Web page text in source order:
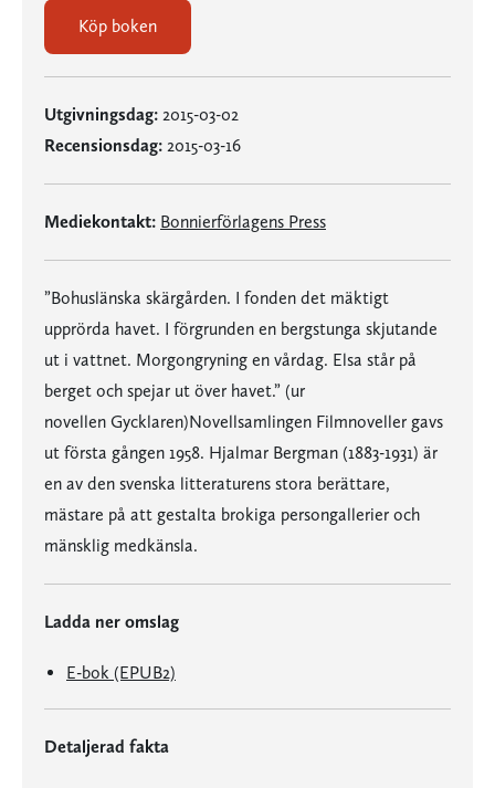
Köp boken
Utgivningsdag: 2015-03-02
Recensionsdag: 2015-03-16
Mediekontakt: Bonnierförlagens Press
”Bohuslänska skärgården. I fonden det mäktigt
upprörda havet. I förgrunden en bergstunga skjutande
ut i vattnet. Morgongryning en vårdag. Elsa står på
berget och spejar ut över havet.” (ur
novellen Gycklaren)Novellsamlingen Filmnoveller gavs
ut första gången 1958. Hjalmar Bergman (1883-1931) är
en av den svenska litteraturens stora berättare,
mästare på att gestalta brokiga persongallerier och
mänsklig medkänsla.
Ladda ner omslag
E-bok (EPUB2)
Detaljerad fakta